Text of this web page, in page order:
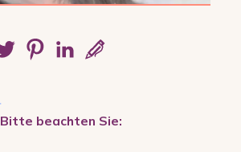
Bitte beachten Sie: